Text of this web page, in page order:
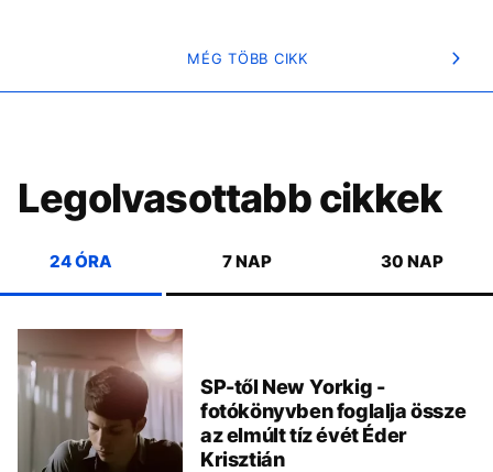
MÉG TÖBB CIKK
Legolvasottabb cikkek
24 ÓRA 7 NAP 30 NAP
SP-től New Yorkig -
fotókönyvben foglalja össze
az elmúlt tíz évét Éder
Krisztián